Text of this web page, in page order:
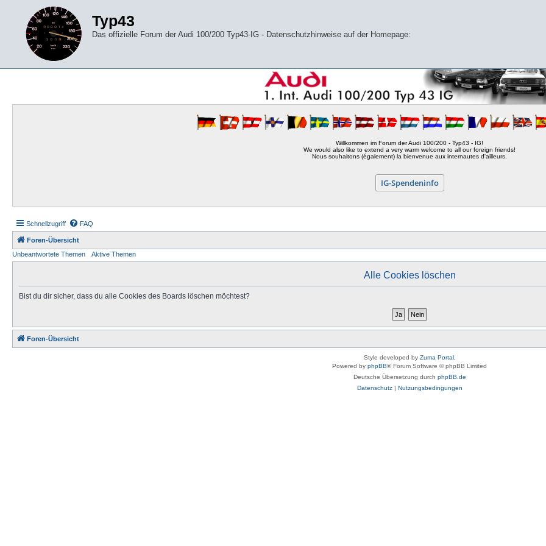
Typ43
Das offizielle Forum der Audi 100/200 Typ43-IG - Datenschutzhinweise auf der Homepage:
Willkommen im Forum der Audi 100/200 - Typ43 - IG!
We would also like to extend a very warm welcome to all our foreign friends!
Nous souhaitons (également) la bienvenue aux internautes d'ailleurs.
IG-Spendeninfo
Schnellzugriff FAQ
Foren-Übersicht
Unbeantwortete Themen
Aktive Themen
Alle Cookies löschen
Bist du dir sicher, dass du alle Cookies des Boards löschen möchtest?
Foren-Übersicht
Style developed by Zuma Portal,
Powered by phpBB® Forum Software © phpBB Limited
Deutsche Übersetzung durch phpBB.de
Datenschutz| Nutzungsbedingungen